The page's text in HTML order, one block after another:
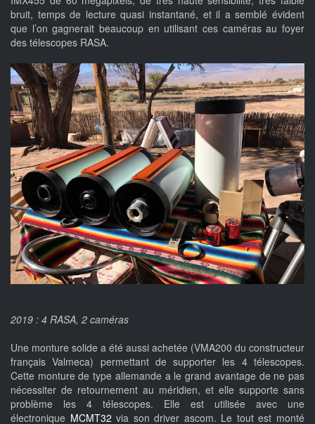
bruit, temps de lecture quasi instantané, et il a semblé évident
que l’on gagnerait beaucoup en utilisant ces caméras au foyer
des télescopes RASA.
2019 : 4 RASA, 2 caméras
Une monture solide a été aussi achetée (VMA200 du constructeur
français Valmeca) permettant de supporter les 4 télescopes.
Cette monture de type allemande a le grand avantage de ne pas
nécessiter de retournement au méridien, et elle supporte sans
problème les 4 télescopes. Elle est utilisée avec une
électronique MCMT32via son driver ascom. Le tout est monté